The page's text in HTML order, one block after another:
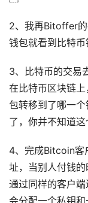
2、我再Bitoffer
钱包就看到比特币
3、比特币的交易
在比特币区块链
包转移到了哪一
了，你并不知道这
4、完成Bitcoin客
址，当别人付钱
通过同样的客户
会分配一个私钥